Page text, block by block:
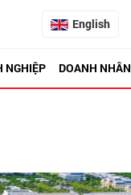
English
NGHIỆP DOANH NHÂN